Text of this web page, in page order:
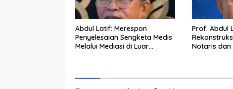
Abdul Latif: Merespon
Penyelesaian Sengketa Medis
Melalui Mediasi di Luar
Prof. Abdul
Notaris dan